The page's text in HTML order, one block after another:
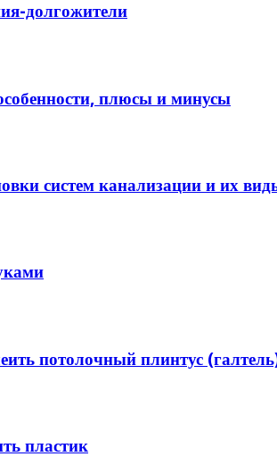
долгожители
плюсы и минусы
систем канализации и их
потолочный плинтус
пластик